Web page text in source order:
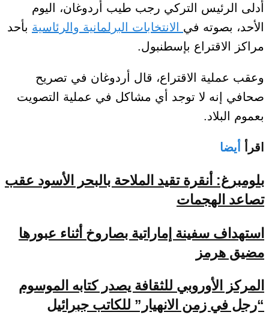
أدلى الرئيس التركي رجب طيب أردوغان، اليوم
الأحد، بصوته في الانتخابات البرلمانية والرئاسية بأحد
مراكز الاقتراع بإسطنبول.
وعقب عملية الاقتراع، قال أردوغان في تصريح
صحافي إنه لا توجد أي مشاكل في عملية التصويت
بعموم البلاد.
اقرأ أيضا
بلومبرغ: أنقرة تقيد الملاحة بالبحر الأسود عقب
تصاعد الهجمات
استهداف سفينة إماراتية بصاروخ أثناء عبورها
مضيق هرمز
المركز الأوروبي للثقافة يصدر كتابه الموسوم
“رجل في زمن الانهيار” للكاتب جبرائيل